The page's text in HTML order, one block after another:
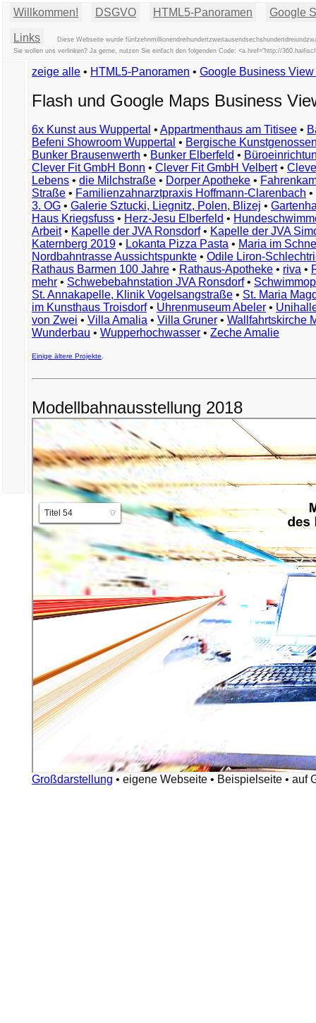
Willkommen! DSGVO HTML5-Panoramen Google
Links
Diese Webseite wurde
Sie wollen uns verlinken? Ja gerne, nutzen Sie einfach den folgenden Code: <a href="http://
zeige alle • HTML5-Panoramen • Google Business
Flash und Google Maps Business
6x Kunst aus Wuppertal • Appartmenthaus am Titisee •
Befeni Showroom Wuppertal • Bergische
Bunker Brausenwerth • Bunker Elberfeld •
Clever Fit GmbH Bonn • Clever Fit GmbH Velbert•
Lebens • die Milchstraße • Dorper Apotheke •
Straße • Familienzahnarztpraxis Hoffmann-Clarenbach •
3. OG • Galerie Sztucki, Liegnitz, Polen, Blizej •
Haus Kriegsfuss • Herz-Jesu Elberfeld •
Arbeit• Kapelle der JVA Ronsdorf• Kapelle der JVA
Katernberg 2019 • Lokanta Pizza Pasta • Maria im
Nordbahntrasse Aussichtspunkte • Odile Liron-
Rathaus Barmen 100 Jahre • Rathaus-Apotheke • riva •
mehr • Schwebebahnstation JVA Ronsdorf•
St. Annakapelle, Klinik Vogelsangstraße • St. Maria
im Kunsthaus Troisdorf• Uhrenmuseum Abeler •
von Zwei • Villa Amalia • Villa Gruner • Wallfahrtskirche
Wunderbau • Wupperhochwasser • Zeche Amalie
Einige ältere Projekte
Modellbahnausstellung 2018
Großdarstellung • eigene Webseite • Beispielseite • auf